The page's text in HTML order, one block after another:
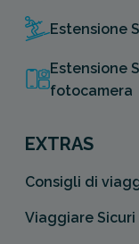
Estensione
Estensione
fotocamera
EXTRAS
Consigli di
Viaggiare Sicuri